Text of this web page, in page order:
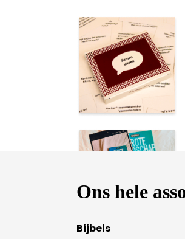
Ons hele
Bijbels